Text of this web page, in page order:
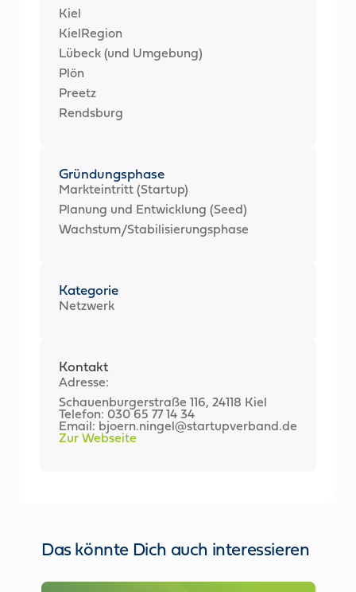
Kiel
KielRegion
Lübeck (und Umgebung)
Plön
Preetz
Rendsburg
Gründungsphase
Markteintritt (Startup)
Planung und Entwicklung (Seed)
Wachstum/Stabilisierungsphase
Kategorie
Netzwerk
Kontakt
Adresse:
Schauenburgerstraße 116, 24118 Kiel
Telefon: 030 65 77 14 34
Email: bjoern.ningel@startupverband.de
Zur Webseite
Das könnte Dich auch interessieren